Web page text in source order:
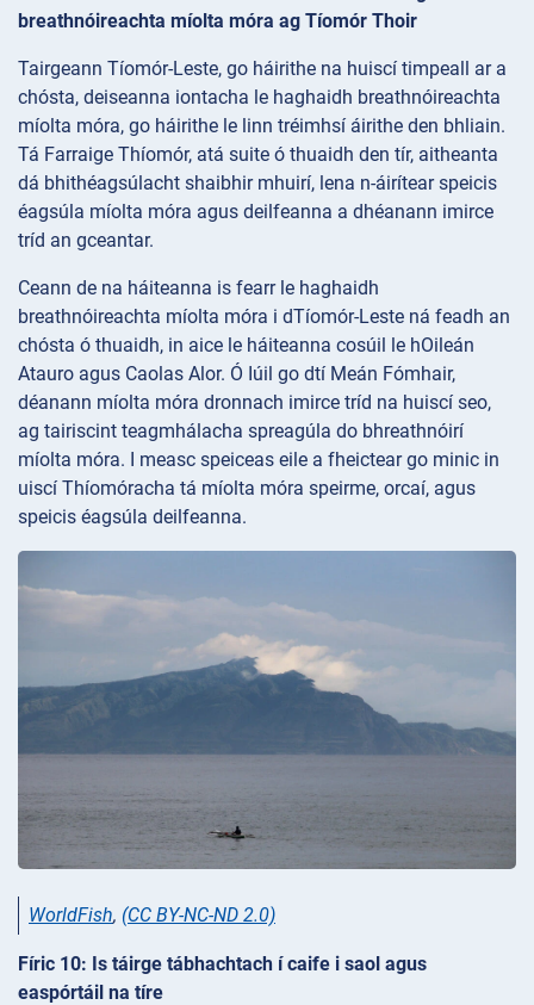
breathnóireachta míolta móra ag Tíomór Thoir
Tairgeann Tíomór-Leste, go háirithe na huiscí timpeall ar a
chósta, deiseanna iontacha le haghaidh breathnóireachta
míolta móra, go háirithe le linn tréimhsí áirithe den bhliain.
Tá Farraige Thíomór, atá suite ó thuaidh den tír, aitheanta
dá bhithéagsúlacht shaibhir mhuirí, lena n-áirítear speicis
éagsúla míolta móra agus deilfeanna a dhéanann imirce
tríd an gceantar.
Ceann de na háiteanna is fearr le haghaidh
breathnóireachta míolta móra i dTíomór-Leste ná feadh an
chósta ó thuaidh, in aice le háiteanna cosúil le hOileán
Atauro agus Caolas Alor. Ó Iúil go dtí Meán Fómhair,
déanann míolta móra dronnach imirce tríd na huiscí seo,
ag tairiscint teagmhálacha spreagúla do bhreathnóirí
míolta móra. I measc speiceas eile a fheictear go minic in
uiscí Thíomóracha tá míolta móra speirme, orcaí, agus
speicis éagsúla deilfeanna.
WorldFish, (CC BY-NC-ND 2.0)
Fíric 10: Is táirge tábhachtach í caife i saol agus
easpórtáil na tíre